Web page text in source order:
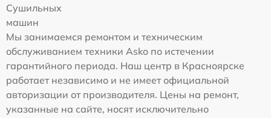
Сушильных
машин
Мы занимаемся ремонтом и техническим
обслуживанием техники Asko по истечении
гарантийного периода. Наш центр в Красноярске
работает независимо и не имеет официальной
авторизации от производителя. Цены на ремонт,
указанные на сайте, носят исключительно